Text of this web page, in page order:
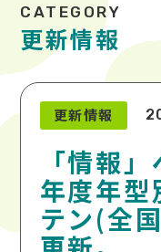
更新情報
更新情報
「情報
年度年型
テン(全